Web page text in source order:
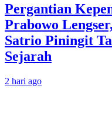
Pergantian
Prabowo
Satrio Piningit
Sejarah
2 hari ago